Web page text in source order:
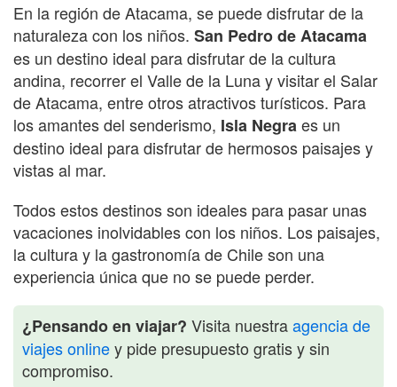
En la región de Atacama, se puede disfrutar de la
naturaleza con los niños. San Pedro de Atacama
es un destino ideal para disfrutar de la cultura
andina, recorrer el Valle de la Luna y visitar el Salar
de Atacama, entre otros atractivos turísticos. Para
los amantes del senderismo, Isla Negraes un
destino ideal para disfrutar de hermosos paisajes y
vistas al mar.
Todos estos destinos son ideales para pasar unas
vacaciones inolvidables con los niños. Los paisajes,
la cultura y la gastronomía de Chile son una
experiencia única que no se puede perder.
¿Pensando en viajar? Visita nuestraagencia de
viajes onliney pide presupuesto gratis y sin
compromiso.